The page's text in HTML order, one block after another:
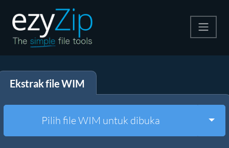
Ekstrak
Alat Lainnya
Ekstrak file WIM
Pilih file WIM untuk dibuka